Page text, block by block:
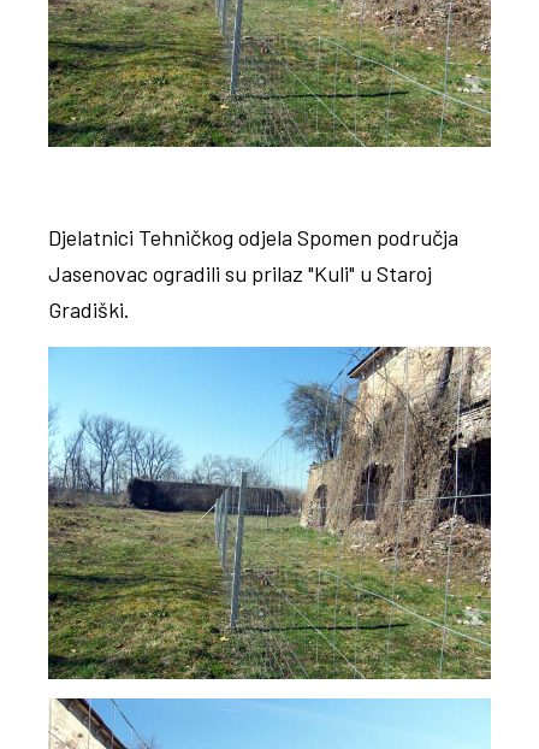
Djelatnici Tehničkog odjela Spomen područja
Jasenovac ogradili su prilaz "Kuli" u Staroj
Gradiški.